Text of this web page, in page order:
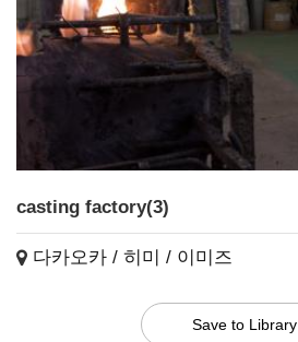
casting factory(3)
다카오카 / 히미 / 이미즈
Save to Library